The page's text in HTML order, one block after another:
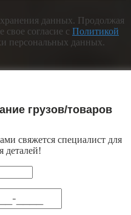
хранения данных. Продолжая
свое согласие с Политикой
персональных данных.
грузов/товаров
свяжется специалист для
деталей!